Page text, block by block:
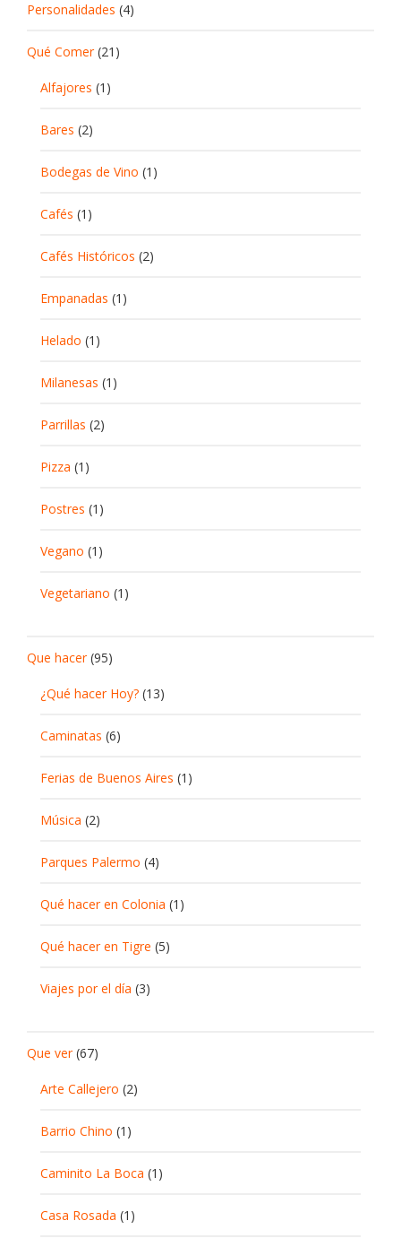
Personalidades (4)
Qué Comer(21)
Alfajores (1)
Bares (2)
Bodegas de Vino (1)
Cafés (1)
Cafés Históricos (2)
Empanadas (1)
Helado (1)
Milanesas (1)
Parrillas (2)
Pizza (1)
Postres (1)
Vegano (1)
Vegetariano (1)
Que hacer(95)
¿Qué hacer Hoy? (13)
Caminatas (6)
Ferias de Buenos Aires (1)
Música (2)
Parques Palermo (4)
Qué hacer en Colonia (1)
Qué hacer en Tigre (5)
Viajes por el día (3)
Que ver(67)
Arte Callejero (2)
Barrio Chino (1)
Caminito La Boca (1)
Casa Rosada (1)